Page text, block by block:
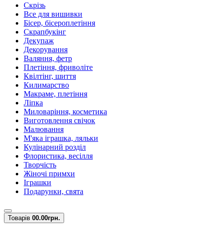
Скрізь
Все для вишивки
Бісер, бісероплетіння
Скрапбукінг
Декупаж
Декорування
Валяння, фетр
Плетіння, фриволіте
Квілтінг, шиття
Килимарство
Макраме, плетіння
Ліпка
Миловаріння, косметика
Виготовлення свічок
Малювання
М'яка іграшка, ляльки
Кулінарний розділ
Флористика, весілля
Творчість
Жіночі примхи
Іграшки
Подарунки, свята
Товарів 00.00грн.